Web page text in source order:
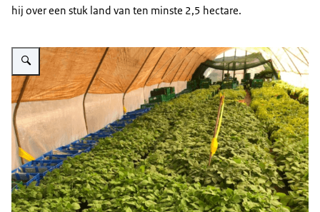
hij over een stuk land van ten minste 2,5 hectare.
Vergroot afbeelding Aardappelketen